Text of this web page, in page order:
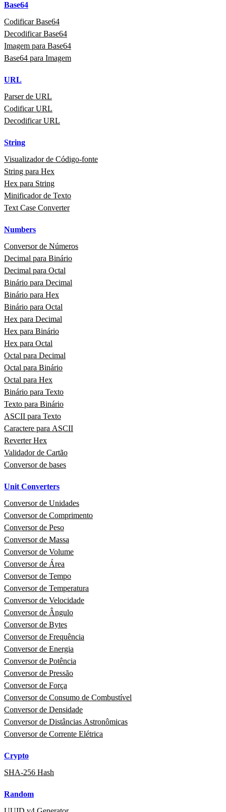
Base64
Codificar Base64
Decodificar Base64
Imagem para Base64
Base64 para Imagem
URL
Parser de URL
Codificar URL
Decodificar URL
String
Visualizador de Código‑fonte
String para Hex
Hex para String
Minificador de Texto
Text Case Converter
Numbers
Conversor de Números
Decimal para Binário
Decimal para Octal
Binário para Decimal
Binário para Hex
Binário para Octal
Hex para Decimal
Hex para Binário
Hex para Octal
Octal para Decimal
Octal para Binário
Octal para Hex
Binário para Texto
Texto para Binário
ASCII para Texto
Caractere para ASCII
Reverter Hex
Validador de Cartão
Conversor de bases
Unit Converters
Conversor de Unidades
Conversor de Comprimento
Conversor de Peso
Conversor de Massa
Conversor de Volume
Conversor de Área
Conversor de Tempo
Conversor de Temperatura
Conversor de Velocidade
Conversor de Ângulo
Conversor de Bytes
Conversor de Frequência
Conversor de Energia
Conversor de Potência
Conversor de Pressão
Conversor de Força
Conversor de Consumo de Combustível
Conversor de Densidade
Conversor de Distâncias Astronômicas
Conversor de Corrente Elétrica
Crypto
SHA-256 Hash
Random